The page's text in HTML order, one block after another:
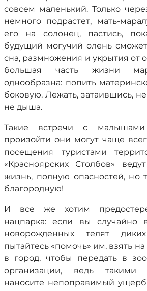
совсем маленький. Только
немного подрастет, мать-
его на солонец, пастись,
будущий могучий олень
сна, размножения и укрытия от
большая часть жизни
однообразна: попить
боковую. Лежать, затаившись,
не дыша.
Такие встречи с
произойти они могут чаще
посещения туристами
«Красноярских Столбов»
жизнь, полную опасностей, но
благородную!
И все же хотим
нацпарка: если вы случайно
новорожденных телят
пытайтесь «помочь» им, взять
в город, чтобы передать в
организации, ведь такими
наносите непоправимый